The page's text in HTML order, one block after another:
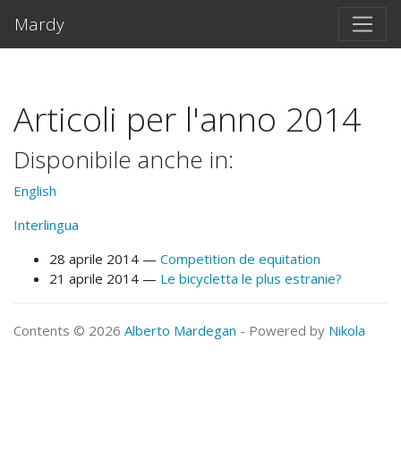
Mardy
Articoli per l'anno 2014
Disponibile anche in:
English
Interlingua
28 aprile 2014
Competition de equitation
21 aprile 2014
Le bicycletta le plus estranie?
Contents © 2026 Alberto Mardegan - Powered by Nikola